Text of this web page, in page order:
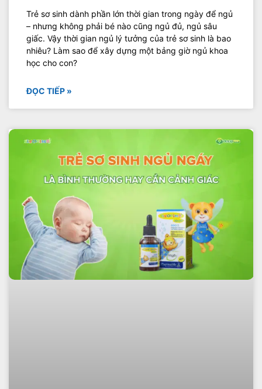
Trẻ sơ sinh dành phần lớn thời gian trong ngày để ngủ
– nhưng không phải bé nào cũng ngủ đủ, ngủ sâu
giấc. Vậy thời gian ngủ lý tưởng của trẻ sơ sinh là bao
nhiêu? Làm sao để xây dựng một bảng giờ ngủ khoa
học cho con?
ĐỌC TIẾP »